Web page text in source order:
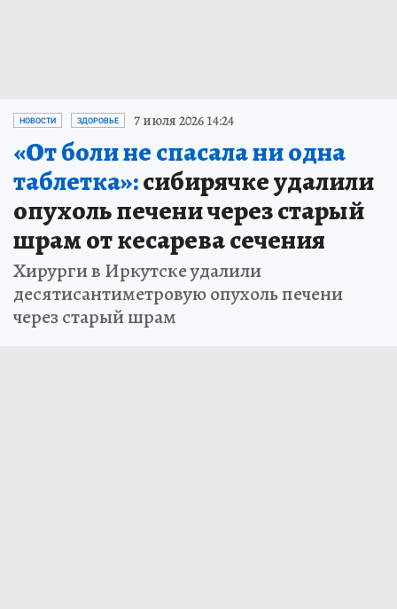
НОВОСТИ ЗДОРОВЬЕ 7 июля 2026 14:24
«От боли не спасала ни одна
таблетка»:сибирячке удалили
опухоль печени через старый
шрам от кесарева сечения
Хирурги в Иркутске удалили
десятисантиметровую опухоль печени
через старый шрам